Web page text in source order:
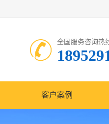
全国服务咨询热
客户案例